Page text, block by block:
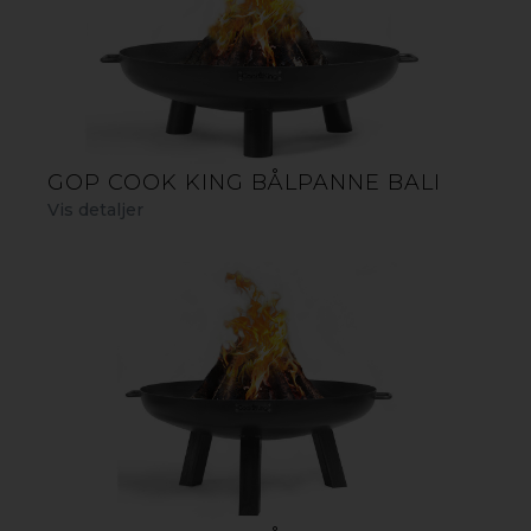
GOP COOK KING BÅLPANNE BALI
Vis detaljer
BÅLPANNE INDIANA
løsning for et herlig uteliv og for alle som verdsetter